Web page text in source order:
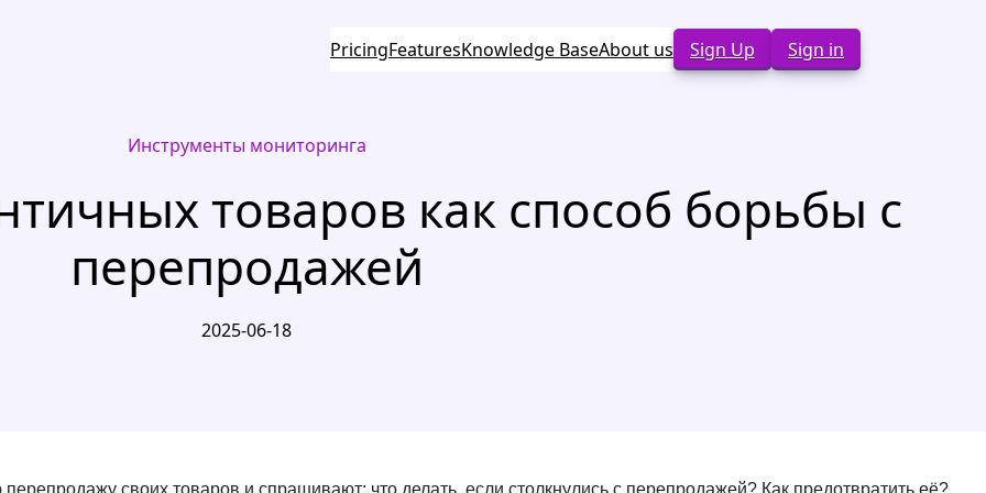
PricingFeaturesKnowledge BaseAbout us Sign Up Sign in
Инструменты мониторинга
товаров как способ борьбы с
перепродажей
2025-06-18
своих товаров и спрашивают: что делать, если столкнулись с перепродажей? Как предотвратить её?